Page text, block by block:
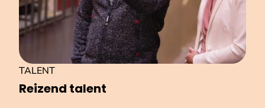
Reizend talent
TALENT